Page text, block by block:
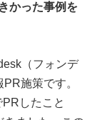
かった事例を
（フォンデ
施策です。
したこと